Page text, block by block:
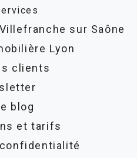
sur Saône
Lyon
clients
blog
et tarifs